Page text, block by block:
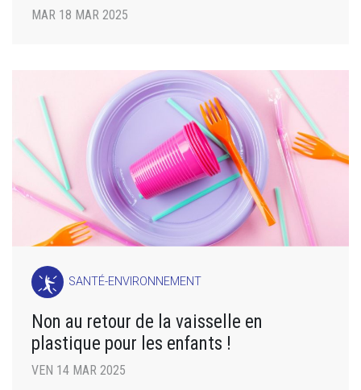
MAR 18 MAR 2025
SANTÉ-ENVIRONNEMENT
Non au retour de la vaisselle en
plastique pour les enfants !
VEN 14 MAR 2025